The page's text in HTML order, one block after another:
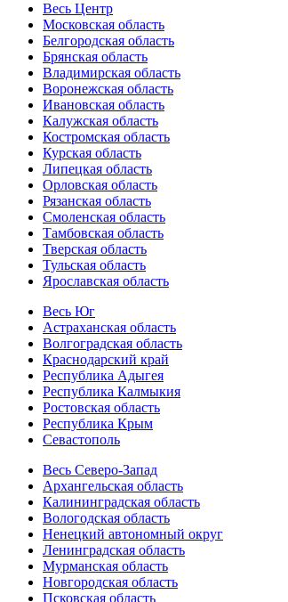
Весь Центр
Московская область
Белгородская область
Брянская область
Владимирская область
Воронежская область
Ивановская область
Калужская область
Костромская область
Курская область
Липецкая область
Орловская область
Рязанская область
Смоленская область
Тамбовская область
Тверская область
Тульская область
Ярославская область
Весь Юг
Астраханская область
Волгоградская область
Краснодарский край
Республика Адыгея
Республика Калмыкия
Ростовская область
Республика Крым
Севастополь
Весь Северо-Запад
Архангельская область
Калининградская область
Вологодская область
Ненецкий автономный округ
Ленинградская область
Мурманская область
Новгородская область
Псковская область